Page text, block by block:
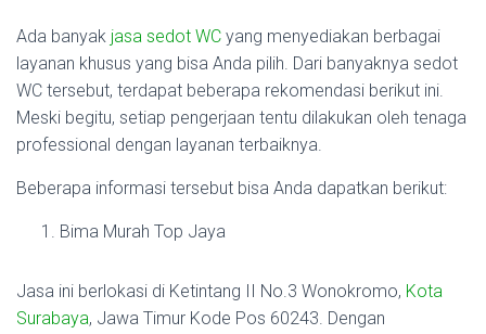
Ada banyak jasa sedot WC yang menyediakan berbagai
layanan khusus yang bisa Anda pilih. Dari banyaknya sedot
WC tersebut, terdapat beberapa rekomendasi berikut ini.
Meski begitu, setiap pengerjaan tentu dilakukan oleh tenaga
professional dengan layanan terbaiknya.
Beberapa informasi tersebut bisa Anda dapatkan berikut:
Bima Murah Top Jaya
Jasa ini berlokasi di Ketintang II No.3 Wonokromo, Kota
Surabaya, Jawa Timur Kode Pos 60243. Dengan